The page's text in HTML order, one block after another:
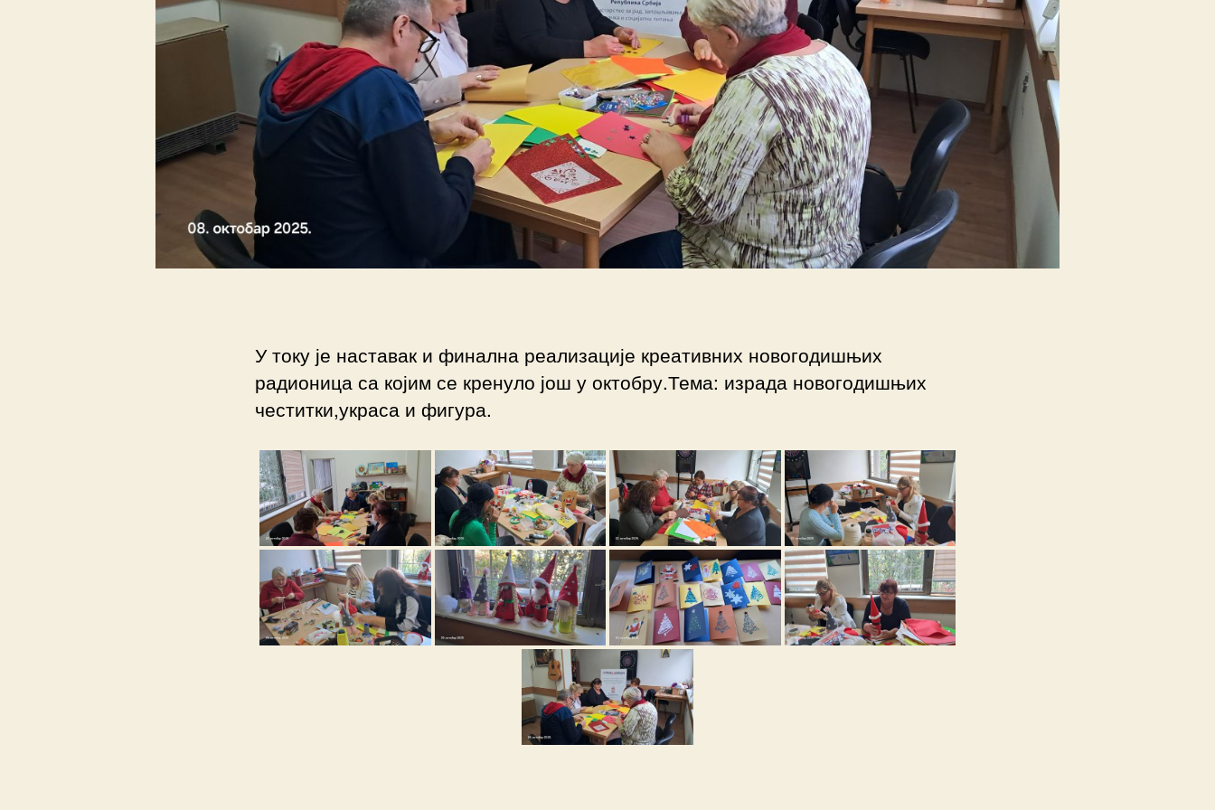
У току је наставак и финална реализације креативних новогодишњих
радионица са којим се кренуло још у октобру.Тема: израда новогодишњих
честитки,украса и фигура.